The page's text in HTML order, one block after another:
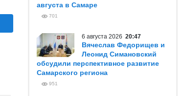
августа в Самаре
701
6 августа 2026 20:47
Вячеслав Федорищев и
Леонид Симановский
обсудили перспективное развитие
Самарского региона
951